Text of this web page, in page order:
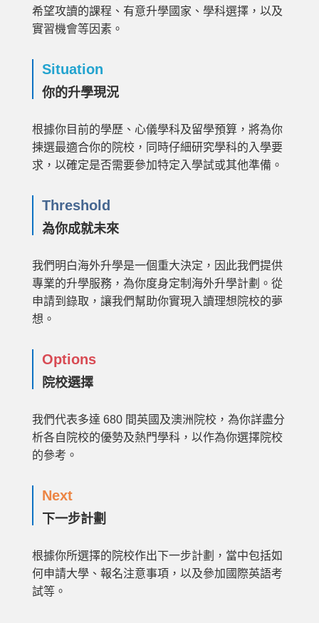
希望攻讀的課程、有意升學國家、學科選擇，以及
實習機會等因素。
Situation
你的升學現況
根據你目前的學歷、心儀學科及留學預算，將為你
揀選最適合你的院校，同時仔細研究學科的入學要
求，以確定是否需要參加特定入學試或其他準備。
Threshold
為你成就未來
我們明白海外升學是一個重大決定，因此我們提供
專業的升學服務，為你度身定制海外升學計劃。從
申請到錄取，讓我們幫助你實現入讀理想院校的夢
想。
Options
院校選擇
我們代表多達 680 間英國及澳洲院校，為你詳盡分
析各自院校的優勢及熱門學科，以作為你選擇院校
的參考。
Next
下一步計劃
根據你所選擇的院校作出下一步計劃，當中包括如
何申請大學、報名注意事項，以及參加國際英語考
試等。